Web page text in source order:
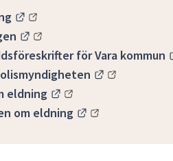
Länk till annan webbplats.
Länk till annan webbplats.
för Vara kommun
Länk till
eldning
Länk till annan
om eldning
Länk till annan